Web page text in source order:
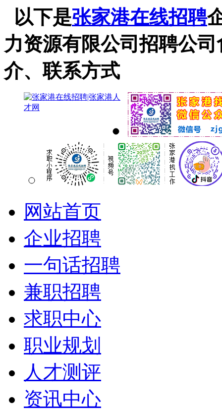
以下是张家港在线招聘
力资源有限公司招聘公
介、联系方式
网站首页
企业招聘
一句话招聘
兼职招聘
求职中心
职业规划
人才测评
资讯中心